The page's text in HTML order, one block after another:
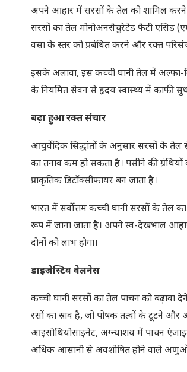
अपने आहार में सरसों के तेल को शामिल करने से
सरसों का तेल मोनोअनसैचुरेटेड फैटी एसिड
वसा के स्तर को प्रबंधित करने और रक्त
इसके अलावा, इस कच्ची घानी तेल में अल्फा-
के नियमित सेवन से हृदय स्वास्थ्य में काफी
बढ़ा हुआ रक्त संचार
आयुर्वेदिक सिद्धांतों के अनुसार सरसों के
का तनाव कम हो सकता है। पसीने की
प्राकृतिक डिटॉक्सीफायर बन जाता है।
भारत में सर्वोत्तम कच्ची घानी सरसों के तेल
रूप में जाना जाता है। अपने स्व-देखभाल
दोनों को लाभ होगा।
डाइजेस्टिव वेलनेस
कच्ची घानी सरसों का तेल पाचन को बढ़ावा
रसों का स्राव है, जो पोषक तत्वों के टूटने
आइसोथियोसाइनेट, अग्न्याशय में पाचन
अधिक आसानी से अवशोषित होने वाले अणुओं